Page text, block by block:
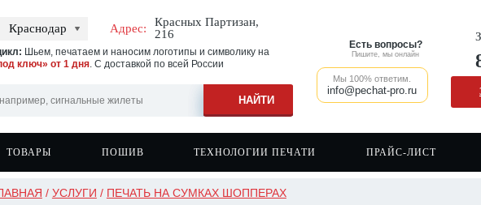
Краснодар Адрес:
Красных Партизан,
216
Шьем, печатаем и наносим логотипы и символику на
ключ» от 1 дня. С доставкой по всей России
Есть вопросы?
Пишите, мы онлайн
Мы 100% ответим.
info@pechat-pro.ru
Швейное производство
ветровках
Печать на сигнальных жилетах
ТОВАРЫ
Бейсболки
ПОШИВ ТЕХНОЛОГИИ ПЕЧАТИ ПРАЙС-ЛИСТ
/ УСЛУГИ / ПЕЧАТЬ НА СУМКАХ ШОППЕРАХ